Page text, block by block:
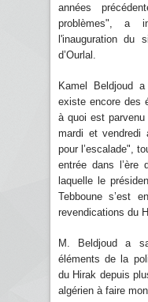
années
problèmes", a
l'inauguration du
d’Ourlal.
Kamel Beldjoud
existe encore des
à quoi est
mardi et vendredi
pour l’escalade",
entrée dans l’ère
laquelle le
Tebboune s’est
revendications du
M. Beldjoud a
éléments de la
du Hirak depuis
algérien à faire